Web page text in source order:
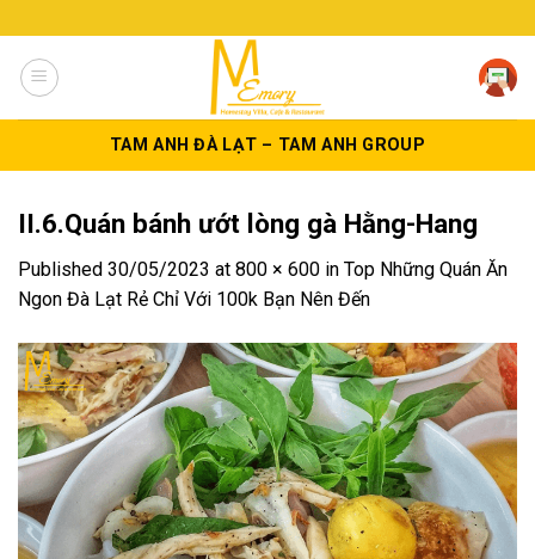
to
content
TAM ANH ĐÀ LẠT – TAM ANH GROUP
II.6.Quán bánh ướt lòng gà Hằng-Hang
Published 30/05/2023 at 800 × 600 in Top Những Quán Ăn
Ngon Đà Lạt Rẻ Chỉ Với 100k Bạn Nên Đến